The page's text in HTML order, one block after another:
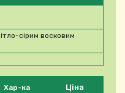
Хар-ка Ціна
сірим восковим